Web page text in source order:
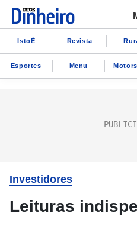
IstoÉ Revista
Esportes Menu
Investidores
Leituras